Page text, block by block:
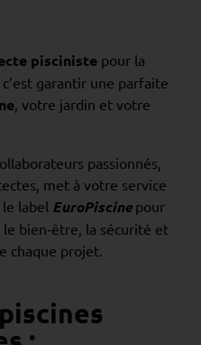
pisciniste pour la
garantir une parfaite
, votre jardin et votre
passionnés,
met à votre service
label EuroPiscinepour
le bien-être, la sécurité et
chaque projet.